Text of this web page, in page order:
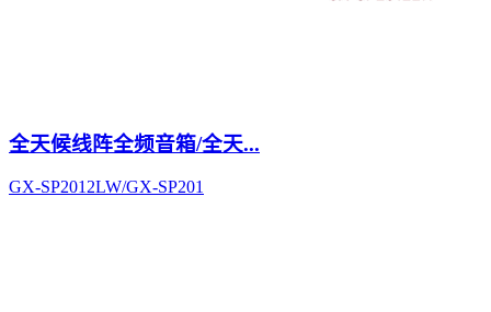
全天候线阵全频音箱/全天...
GX-SP2012LW/GX-SP201